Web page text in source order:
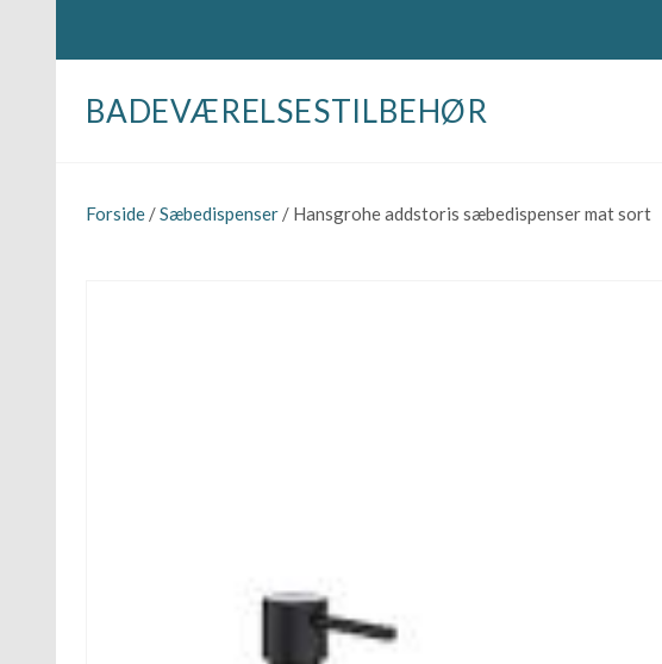
BADEVÆRELSESTILBEHØR
Forside /Sæbedispenser / Hansgrohe addstoris sæbedispenser mat sort